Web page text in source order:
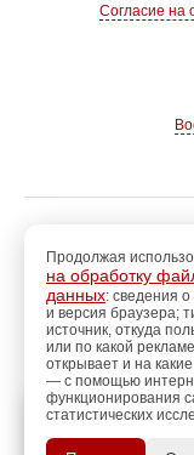
Согласие на
Адрес:
E-mail:
Звонки
Продолжая
на обработку
данных: сведения
и версия браузера;
источник, откуда
или по какой
открывает и на
— с помощью
функционирования
статистических
Пройдите